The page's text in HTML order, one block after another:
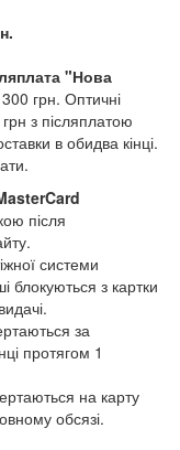
"Нова
грн. Оптичні
з післяплатою
в обидва кінці.
після
системи
блокуються з картки
за
протягом 1
на карту
обсязі.